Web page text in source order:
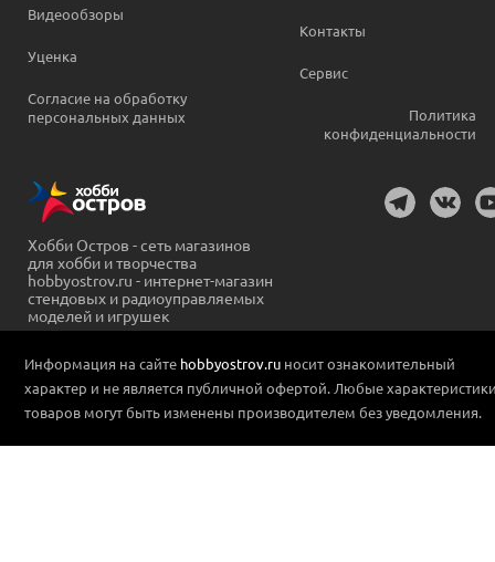
Видеообзоры
Уценка
Согласие на обработку
персональных данных
Контакты
Сервис
Политика
конфиденциальности
Хобби Остров - сеть магазинов
для хобби и творчества
hobbyostrov.ru - интернет-магазин
стендовых и радиоуправляемых
моделей и игрушек
Информация на сайте hobbyostrov.ru носит ознакомительный
характер и не является публичной офертой. Любые
товаров могут быть изменены производителем без уведомления.